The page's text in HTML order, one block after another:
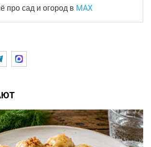
про сад и огород в MAX